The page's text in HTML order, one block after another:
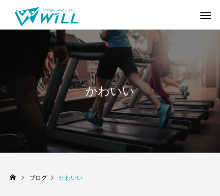
かわいい
ブログ かわいい